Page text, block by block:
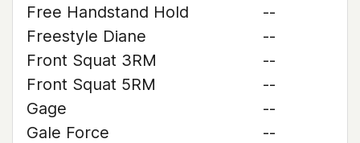
Free Handstand Hold
--
Freestyle Diane
--
Front Squat 3RM
--
Front Squat 5RM
--
Gage
--
Gale Force
--